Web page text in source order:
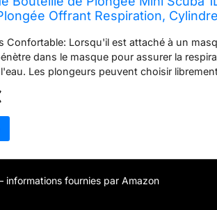
Offrant Respiration,
Confortable: Lorsqu'il est attaché à un
dans le masque pour assurer la
Les plongeurs peuvent choisir
lb et mesure 14,2 * 3,2 pouces, il peut être
aux plongeurs professionnels,
et sauveteurs. Système de Respiration
une capacité de 1 litres et une pression
délivre environ 75 respirations sous
100ft que lorsqu'il est utilisé comme
informations fournies par Amazon